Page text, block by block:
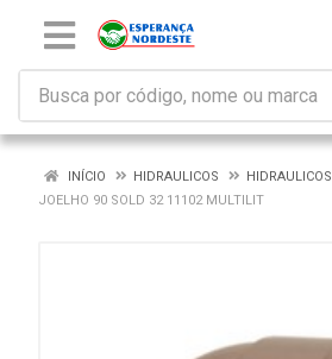
INÍCIO HIDRAULICOS
HIDRAULICOS
JOELHO 90 SOLD 32 11102 MULTILIT